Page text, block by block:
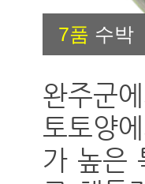
7품 수박
완주군
토토양
가 높은